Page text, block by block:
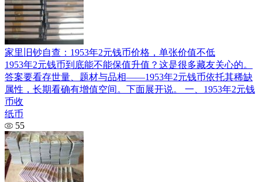
家里旧钞自查：1953年2元钱币价格，单张价值不低
1953年2元钱币到底能不能保值升值？这是很多藏友关心的。
答案要看存世量、题材与品相——1953年2元钱币依托其稀缺
属性，长期看确有增值空间。下面展开说。 一、1953年2元钱
币收
纸币
55